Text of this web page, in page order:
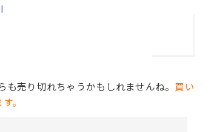
も売り切れちゃうかもしれませんね。 買い
。